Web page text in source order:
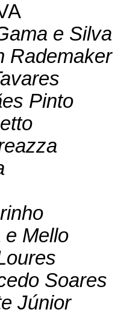
e Silva
Pinto
e Mello
Soares
Júnior